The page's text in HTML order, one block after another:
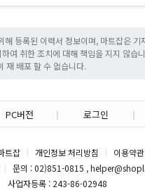
등록된 이력서 정보이며, 마트잡은 기
여 취한 조치에 대해 책임을 지지 않습
재 배포 할 수 없습니다.
PC버전 로그인
트잡 개인정보 처리방침
이용약관
문의 : 02)851-0815 ,
사업자등록 : 243-86-02948